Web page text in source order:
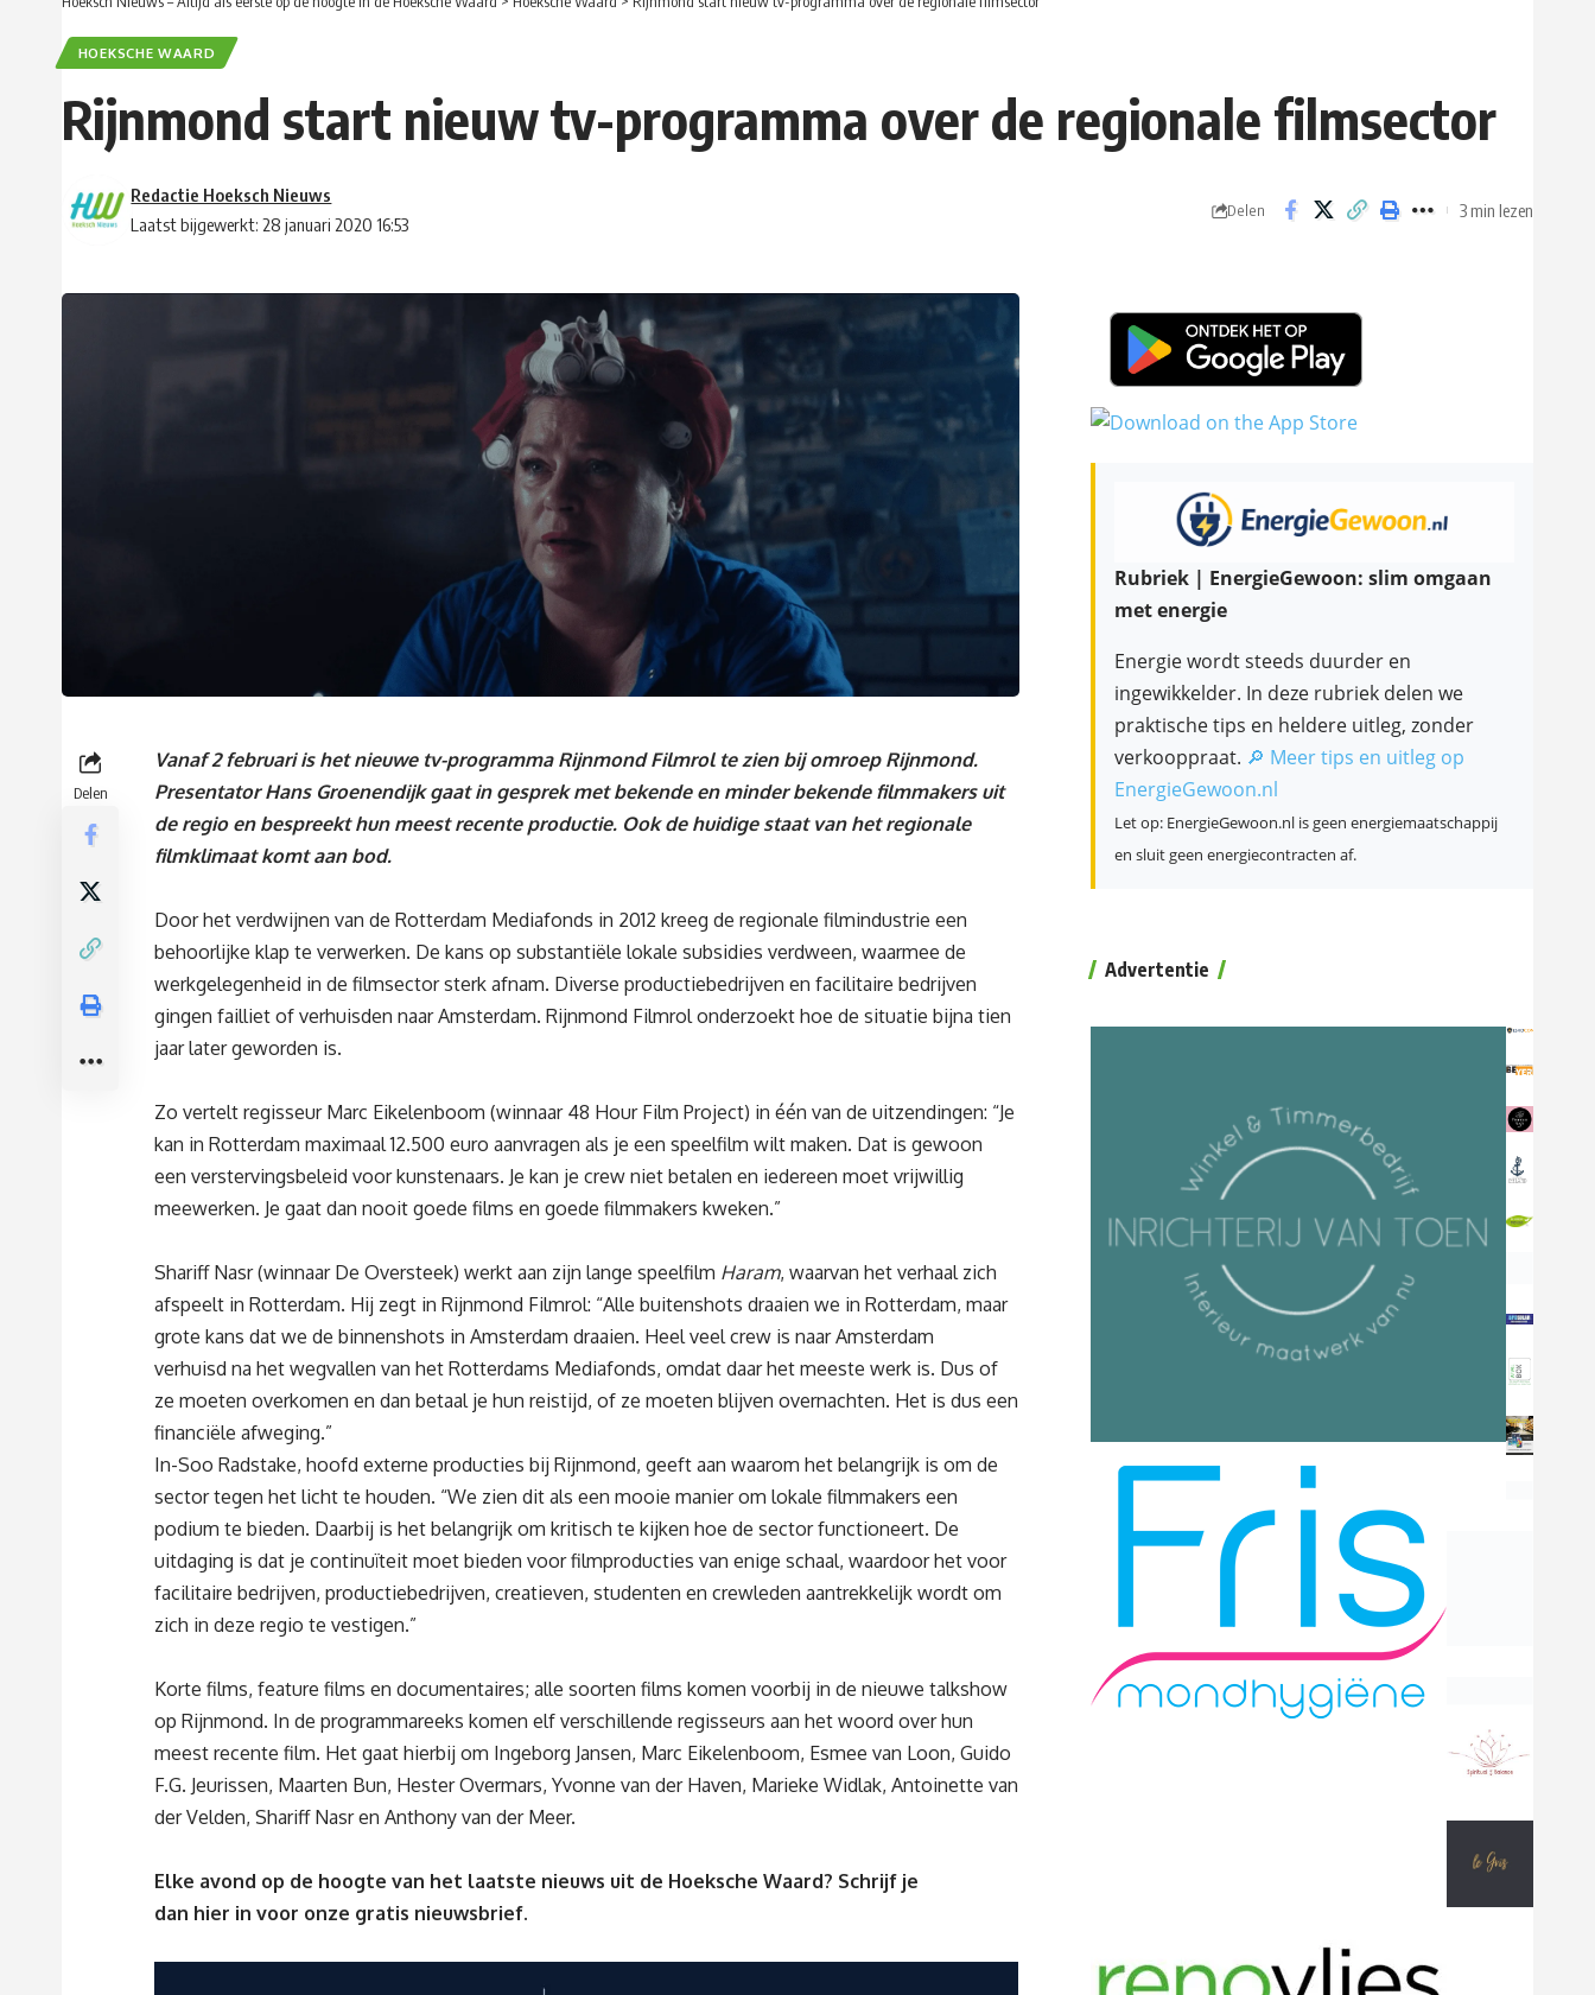
HOEKSCHE WAARD
Rijnmond start nieuw tv-programma over de regionale filmsector
Laatst bijgewerkt: 28 januari 2020 16:53
Redactie Hoeksch Nieuws
Delen 3 min lezen
Delen
Vanaf 2 februari is het nieuwe tv-programma Rijnmond Filmrol te zien bij omroep Rijnmond.
Presentator Hans Groenendijk gaat in gesprek met bekende en minder bekende filmmakers uit
de regio en bespreekt hun meest recente productie. Ook de huidige staat van het regionale
filmklimaat komt aan bod.
Door het verdwijnen van de Rotterdam Mediafonds in 2012 kreeg de regionale filmindustrie een
behoorlijke klap te verwerken. De kans op substantiële lokale subsidies verdween, waarmee de
werkgelegenheid in de filmsector sterk afnam. Diverse productiebedrijven en facilitaire bedrijven
gingen failliet of verhuisden naar Amsterdam. Rijnmond Filmrol onderzoekt hoe de situatie bijna tien
jaar later geworden is.
Zo vertelt regisseur Marc Eikelenboom (winnaar 48 Hour Film Project) in één van de uitzendingen: “Je
kan in Rotterdam maximaal 12.500 euro aanvragen als je een speelfilm wilt maken. Dat is gewoon
een verstervingsbeleid voor kunstenaars. Je kan je crew niet betalen en iedereen moet vrijwillig
meewerken. Je gaat dan nooit goede films en goede filmmakers kweken.”
Shariff Nasr (winnaar De Oversteek) werkt aan zijn lange speelfilm Haram, waarvan het verhaal zich
afspeelt in Rotterdam. Hij zegt in Rijnmond Filmrol: “Alle buitenshots draaien we in Rotterdam, maar
grote kans dat we de binnenshots in Amsterdam draaien. Heel veel crew is naar Amsterdam
verhuisd na het wegvallen van het Rotterdams Mediafonds, omdat daar het meeste werk is. Dus of
ze moeten overkomen en dan betaal je hun reistijd, of ze moeten blijven overnachten. Het is dus een
financiële afweging.”
In-Soo Radstake, hoofd externe producties bij Rijnmond, geeft aan waarom het belangrijk is om de
sector tegen het licht te houden. “We zien dit als een mooie manier om lokale filmmakers een
podium te bieden. Daarbij is het belangrijk om kritisch te kijken hoe de sector functioneert. De
uitdaging is dat je continuïteit moet bieden voor filmproducties van enige schaal, waardoor het voor
facilitaire bedrijven, productiebedrijven, creatieven, studenten en crewleden aantrekkelijk wordt om
zich in deze regio te vestigen.”
Korte films, feature films en documentaires; alle soorten films komen voorbij in de nieuwe talkshow
op Rijnmond. In de programmareeks komen elf verschillende regisseurs aan het woord over hun
meest recente film. Het gaat hierbij om Ingeborg Jansen, Marc Eikelenboom, Esmee van Loon, Guido
F.G. Jeurissen, Maarten Bun, Hester Overmars, Yvonne van der Haven, Marieke Widlak, Antoinette van
der Velden, Shariff Nasr en Anthony van der Meer.
Elke avond op de hoogte van het laatste nieuws uit de Hoeksche Waard? Schrijf je
dan hier in voor onze gratis nieuwsbrief.
Rubriek | EnergieGewoon: slim omgaan
met energie
Energie wordt steeds duurder en
ingewikkelder. In deze rubriek delen we
praktische tips en heldere uitleg, zonder
verkooppraat. 🔎 Meer tips en uitleg op
EnergieGewoon.nl
Let op: EnergieGewoon.nl is geen energiemaatschappij
en sluit geen energiecontracten af.
Advertentie